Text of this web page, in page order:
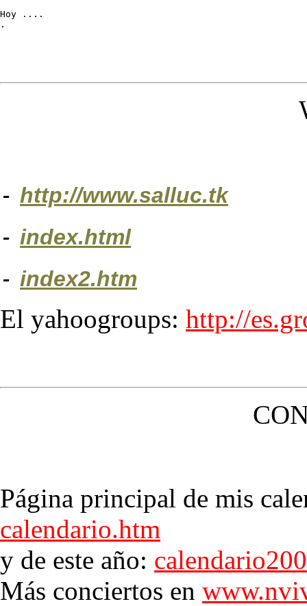
Hoy ....
.
- http://www.salluc.tk
- index.html
- index2.htm
El yahoogroups: http://
Página principal de mis
calendario.htm
y de este año:
Más conciertos en